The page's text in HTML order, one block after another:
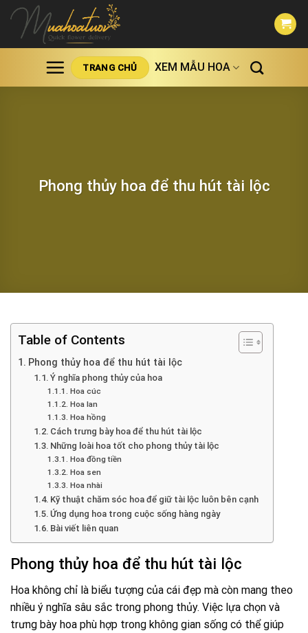
Skip
content
TRANG CHỦ XEM MẪU HOA
Phong thủy hoa để thu hút tài lộc
Table of Contents
Phong thủy hoa để thu hút tài lộc
Ý nghĩa phong thủy của hoa
Hoa cúc
Hoa lan
Hoa hồng
Cách trưng bày hoa để thu hút tài lộc
Những loài hoa tốt cho phong thủy tài lộc
Hoa đồng tiền
Hoa sen
Hoa nhài
Kỹ thuật chăm sóc hoa để giữ tài lộc luôn bên cạnh
Ứng dụng hoa trong cuộc sống hàng ngày
Bài viết liên quan
Phong thủy hoa để thu hút tài lộc
Hoa không chỉ là biểu tượng của cái đẹp mà còn mang theo
nhiều ý nghĩa sâu sắc trong phong thủy. Việc lựa chọn và
trưng bày hoa phù hợp trong không gian sống có thể giúp